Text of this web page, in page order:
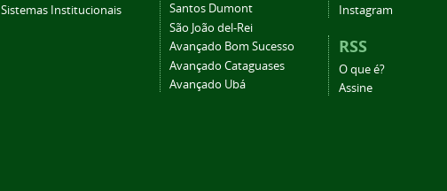
Sistemas Institucionais
Santos Dumont
São João del-Rei
Avançado Bom Sucesso
Avançado Cataguases
Avançado Ubá
Instagram
RSS
O que é?
Assine